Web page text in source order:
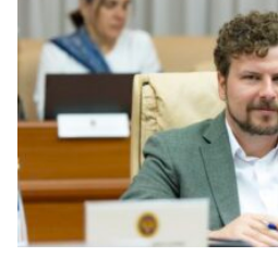
ȘTIREA MEA
Titlu știre
+ Adaugă titlu
Fotografie
+ Încarcă imagine
Link media
+ Link media